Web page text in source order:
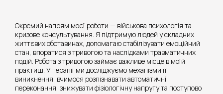
Окремий напрям моєї роботи — військова психологія та
кризове консультування. Я підтримую людей у складних
життєвих обставинах, допомагаю стабілізувати емоційний
стан, впоратися з тривогою та наслідками травматичних
подій. Робота з тривогою займає важливе місце в моїй
практиці. У терапії ми досліджуємо механізми її
виникнення, вчимося розпізнавати автоматичні
переконання, знижувати фізіологічну напругу та поступово